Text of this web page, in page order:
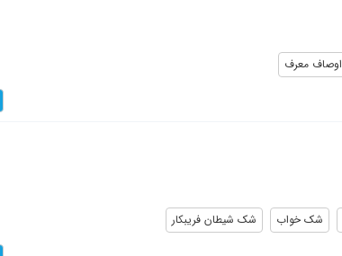
اوصاف معرف
شک خواب شک شیطان فریبکار